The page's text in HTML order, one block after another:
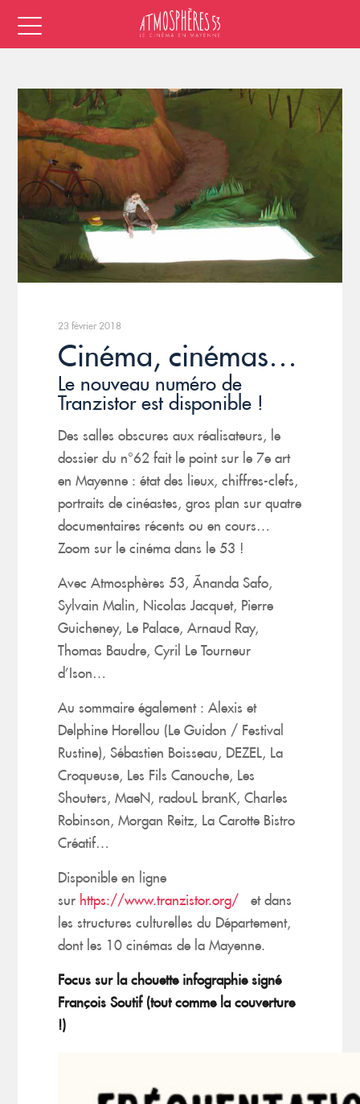
23 février 2018
Cinéma, cinémas…
Le nouveau numéro de
Tranzistor est disponible !
Des salles obscures aux réalisateurs, le
dossier du n°62 fait le point sur le 7e art
en Mayenne : état des lieux, chiffres-clefs,
portraits de cinéastes, gros plan sur quatre
documentaires récents ou en cours…
Zoom sur le cinéma dans le 53 !
Avec Atmosphères 53, Ãnanda Safo,
Sylvain Malin, Nicolas Jacquet, Pierre
Guicheney, Le Palace, Arnaud Ray,
Thomas Baudre, Cyril Le Tourneur
d’Ison…
Au sommaire également : Alexis et
Delphine Horellou (Le Guidon / Festival
Rustine), Sébastien Boisseau, DEZEL, La
Croqueuse, Les Fils Canouche, Les
Shouters, MaeN, radouL branK, Charles
Robinson, Morgan Reitz, La Carotte Bistro
Créatif…
Disponible en ligne
sur https://www.tranzistor.org/
et dans
les structures culturelles du Département,
dont les 10 cinémas de la Mayenne.
Focus sur la chouette infographie signé
François Soutif (tout comme la couverture
!)